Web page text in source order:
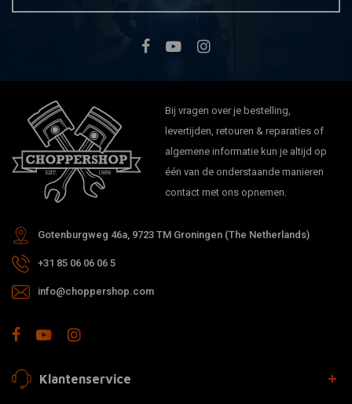
Bij vragen over je bestelling,
levertijden, retouren & reparaties of
algemene informatie kun je altijd op
één van de onderstaande manieren
contact met ons opnemen.
Gotenburgweg 46a, 9723 TM Groningen (The Netherlands)
+31 85 06 06 06 5
info@choppershop.com
Klantenservice